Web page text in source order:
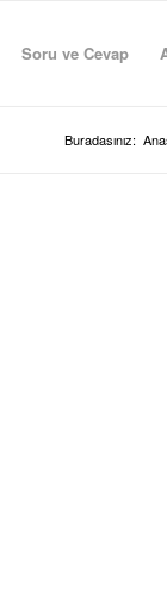
Soru ve Cevap
Buradasınız: